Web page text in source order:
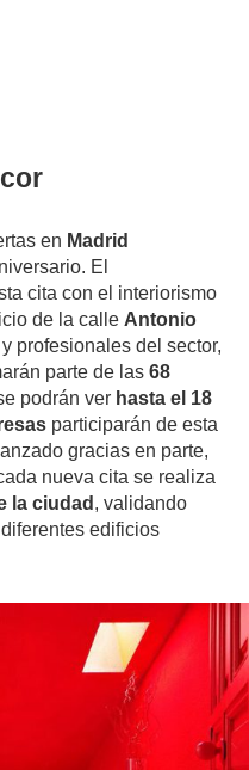
en Madrid
El
cita con el interiorismo
de la calle Antonio
profesionales del sector,
parte de las68
podrán ver hasta el 18
participarán de esta
gracias en parte,
nueva cita se realiza
la ciudad , validando
edificios